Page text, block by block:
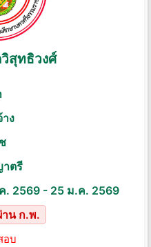
วิสุทธิวงศ์
ง
ตรี
. 2569 - 25 ม.ค. 2569
าน ก.พ.
อบ